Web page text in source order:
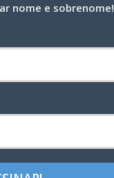
DE MÍDIA?”
um
Pinterest
nome e sobrenome!